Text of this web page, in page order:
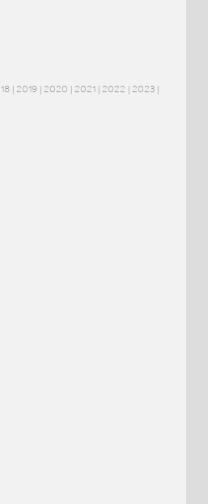
| 2019| 2020 | 2021| 2022 | 2023|